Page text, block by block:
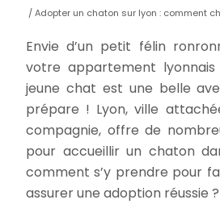
/ Adopter un chaton sur lyon : comment
Envie d’un petit félin
votre appartement lyonnais
jeune chat est une belle
prépare ! Lyon, ville
compagnie, offre de
pour accueillir un chaton
comment s’y prendre pour
assurer une adoption réussie ?